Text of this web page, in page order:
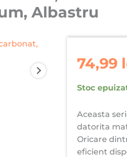
Albastru
74,99
Stoc
Aceasta
datorita
Oricare
eficient